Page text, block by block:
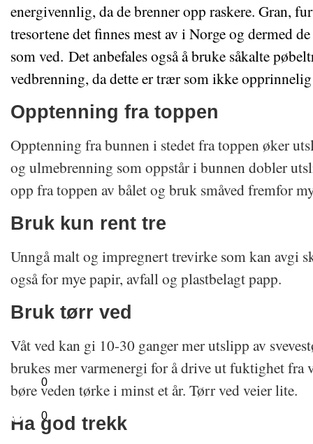
0
0
energivennlig, da de brenner opp raskere. Gran,
tresortene det finnes mest av i Norge og dermed
som ved. Det anbefales også å bruke såkalte
vedbrenning, da dette er trær som ikke
Opptenning fra toppen
Opptenning fra bunnen i stedet fra toppen øker
og ulmebrenning som oppstår i bunnen dobler
opp fra toppen av bålet og bruk småved fremfor
Bruk kun rent tre
Unngå malt og impregnert trevirke som kan avgi
også for mye papir, avfall og plastbelagt papp.
Bruk tørr ved
Våt ved kan gi 10-30 ganger mer utslipp av
brukes mer varmenergi for å drive ut fuktighet fra
børe veden tørke i minst et år. Tørr ved veier lite.
Ha god trekk